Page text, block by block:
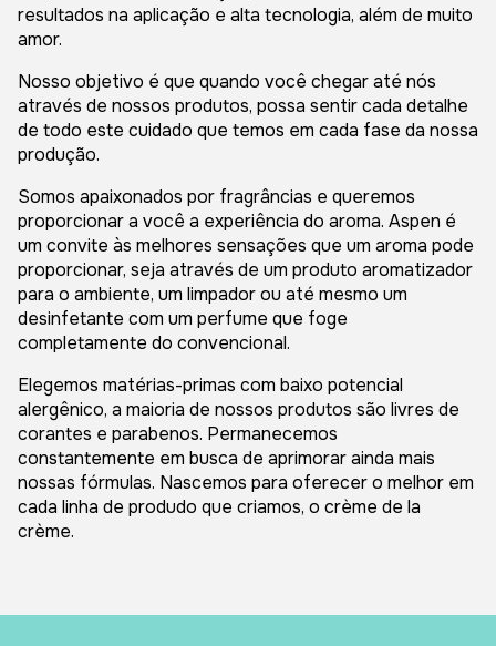
resultados na aplicação e alta tecnologia, além de muito
amor.
Nosso objetivo é que quando você chegar até nós
através de nossos produtos, possa sentir cada detalhe
de todo este cuidado que temos em cada fase da nossa
produção.
Somos apaixonados por fragrâncias e queremos
proporcionar a você a experiência do aroma. Aspen é
um convite às melhores sensações que um aroma pode
proporcionar, seja através de um produto aromatizador
para o ambiente, um limpador ou até mesmo um
desinfetante com um perfume que foge
completamente do convencional.
Elegemos matérias-primas com baixo potencial
alergênico, a maioria de nossos produtos são livres de
corantes e parabenos. Permanecemos
constantemente em busca de aprimorar ainda mais
nossas fórmulas. Nascemos para oferecer o melhor em
cada linha de produdo que criamos, o crème de la
crème.